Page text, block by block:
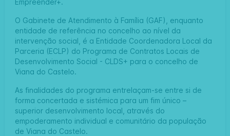
Empreender+.
O Gabinete de Atendimento à Família (GAF), enquanto
entidade de referência no concelho ao nível da
intervenção social, é a Entidade Coordenadora Local da
Parceria (ECLP) do Programa de Contratos Locais de
Desenvolvimento Social - CLDS+ para o concelho de
Viana do Castelo.
As finalidades do programa entrelaçam-se entre si de
forma concertada e sistémica para um fim único –
superior desenvolvimento local, através do
empoderamento individual e comunitário da população
de Viana do Castelo.